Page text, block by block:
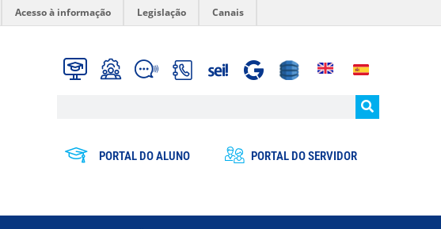
Acesso à informação Legislação Canais
PORTAL DO ALUNO PORTAL DO SERVIDOR